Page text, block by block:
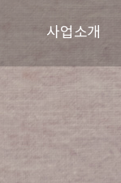
사업소개